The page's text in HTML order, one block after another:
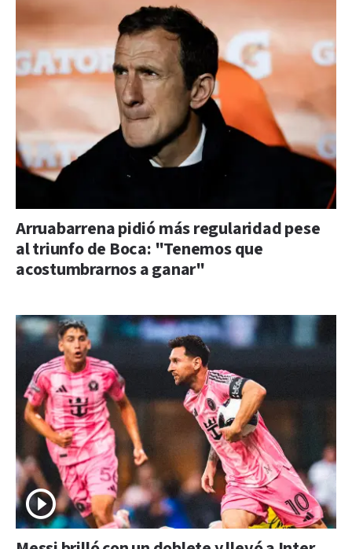
Arruabarrena pidió más regularidad pese
al triunfo de Boca: "Tenemos que
acostumbrarnos a ganar"